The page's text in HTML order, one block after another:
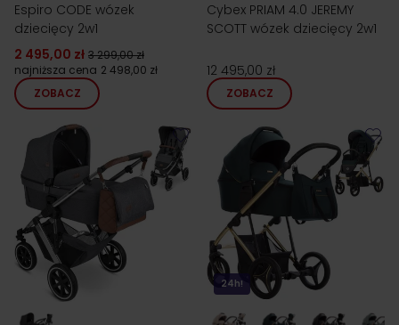
Espiro CODE wózek
dziecięcy 2w1
2 495,00 zł 3 299,00 zł
najniższa cena 2 498,00 zł
ZOBACZ
Cybex PRIAM 4.0 JEREMY
SCOTT wózek dziecięcy 2w1
12 495,00 zł
ZOBACZ
24h!